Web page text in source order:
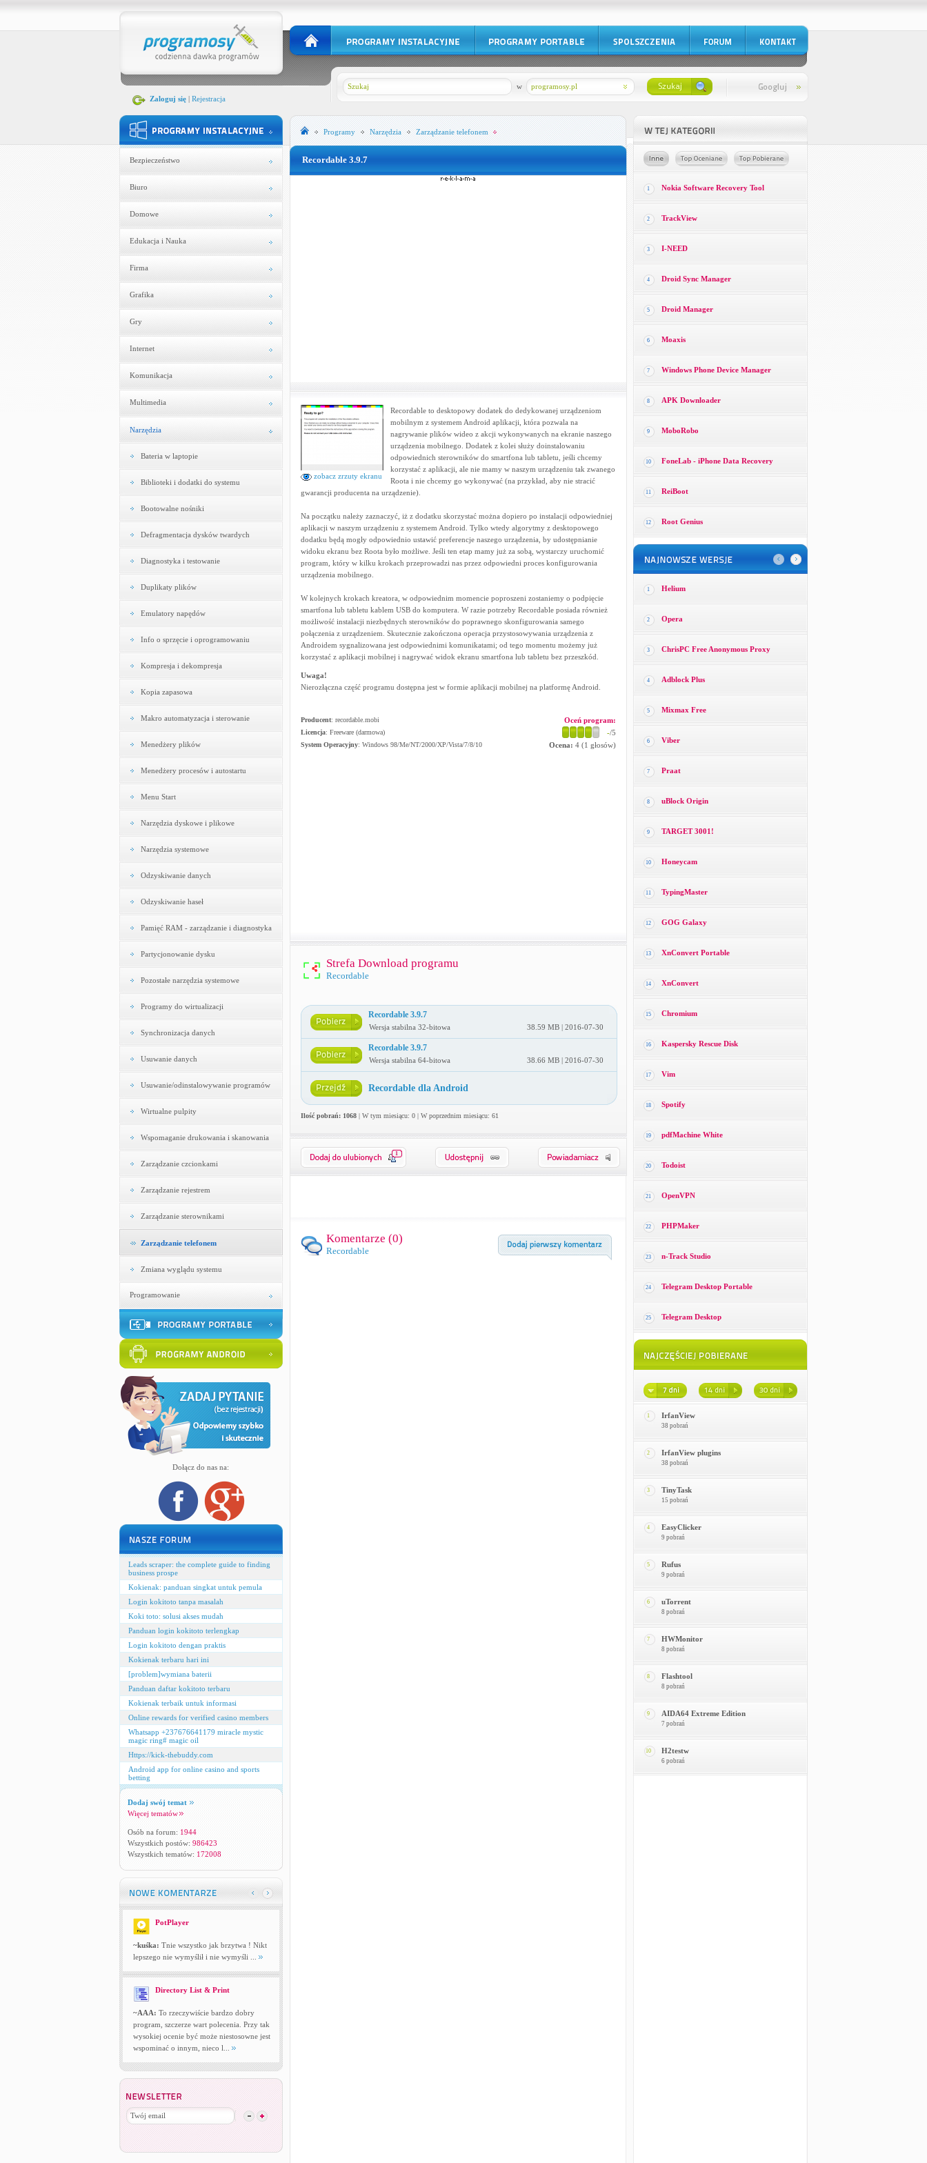
Zaloguj się| Rejestracja
programosy.pl
w
Bezpieczeństwo
Biuro
Domowe
Edukacja i Nauka
Firma
Grafika
Gry
Internet
Komunikacja
Multimedia
Narzędzia
Bateria w laptopie
Biblioteki i dodatki do systemu
Bootowalne nośniki
Defragmentacja dysków twardych
Diagnostyka i testowanie
Duplikaty plików
Emulatory napędów
Info o sprzęcie i oprogramowaniu
Kompresja i dekompresja
Kopia zapasowa
Makro automatyzacja i sterowanie
Menedżery plików
Menedżery procesów i autostartu
Menu Start
Narzędzia dyskowe i plikowe
Narzędzia systemowe
Odzyskiwanie danych
Odzyskiwanie haseł
Pamięć RAM - zarządzanie i diagnostyka
Partycjonowanie dysku
Pozostałe narzędzia systemowe
Programy do wirtualizacji
Synchronizacja danych
Usuwanie danych
Usuwanie/odinstalowywanie programów
Wirtualne pulpity
Wspomaganie drukowania i skanowania
Zarządzanie czcionkami
Zarządzanie rejestrem
Zarządzanie sterownikami
Zarządzanie telefonem
Zmiana wyglądu systemu
Programowanie
Dołącz do nas na:
Leads scraper: the complete guide to finding
business prospe
Kokienak: panduan singkat untuk pemula
Login kokitoto tanpa masalah
Koki toto: solusi akses mudah
Panduan login kokitoto terlengkap
Login kokitoto dengan praktis
Kokienak terbaru hari ini
[problem]wymiana baterii
Panduan daftar kokitoto terbaru
Kokienak terbaik untuk informasi
Online rewards for verified casino members
Whatsapp +237676641179 miracle mystic
magic ring# magic oil
Https://kick-thebuddy.com
Android app for online casino and sports
betting
Dodaj swój temat
Więcej tematów
Osób na forum: 1944
Wszystkich postów: 986423
Wszystkich tematów: 172008
PotPlayer
~kuśka: Tnie wszystko jak brzytwa ! Nikt
lepszego nie wymyślił i nie wymyśli ...
Directory List & Print
~AAA: To rzeczywiście bardzo dobry
program, szczerze wart polecenia. Przy tak
wysokiej ocenie być może niestosowne jest
wspominać o innym, nieco l...
Programy Narzędzia Zarządzanie telefonem
Recordable 3.9.7
zobacz zrzuty ekranu
Recordable to desktopowy dodatek do dedykowanej urządzeniom
mobilnym z systemem Android aplikacji, która pozwala na
nagrywanie plików wideo z akcji wykonywanych na ekranie naszego
urządzenia mobilnego. Dodatek z kolei służy doinstalowaniu
odpowiednich sterowników do smartfona lub tabletu, jeśli chcemy
korzystać z aplikacji, ale nie mamy w naszym urządzeniu tak zwanego
Roota i nie chcemy go wykonywać (na przykład, aby nie stracić
gwarancji producenta na urządzenie).
Na początku należy zaznaczyć, iż z dodatku skorzystać można dopiero po instalacji odpowiedniej
aplikacji w naszym urządzeniu z systemem Android. Tylko wtedy algorytmy z desktopowego
dodatku będą mogły odpowiednio ustawić preferencje naszego urządzenia, by udostępnianie
widoku ekranu bez Roota było możliwe. Jeśli ten etap mamy już za sobą, wystarczy uruchomić
program, który w kilku krokach przeprowadzi nas przez odpowiedni proces konfigurowania
urządzenia mobilnego.
W kolejnych krokach kreatora, w odpowiednim momencie poproszeni zostaniemy o podpięcie
smartfona lub tabletu kablem USB do komputera. W razie potrzeby Recordable posiada również
możliwość instalacji niezbędnych sterowników do poprawnego skonfigurowania samego
połączenia z urządzeniem. Skutecznie zakończona operacja przystosowywania urządzenia z
Androidem sygnalizowana jest odpowiednimi komunikatami; od tego momentu możemy już
korzystać z aplikacji mobilnej i nagrywać widok ekranu smartfona lub tabletu bez przeszkód.
Uwaga!
Nierozłączna część programu dostępna jest w formie aplikacji mobilnej na platformę Android.
Producent: recordable.mobi
Licencja: Freeware (darmowa)
System Operacyjny: Windows 98/Me/NT/2000/XP/Vista/7/8/10
Oceń program:
-/5
Ocena: 4(1 głosów)
Strefa Download programu
Recordable
Recordable 3.9.7
Wersja stabilna 32-bitowa 38.59 MB | 2016-07-30
Recordable 3.9.7
Wersja stabilna 64-bitowa 38.66 MB | 2016-07-30
Recordable dla Android
Ilość pobrań: 1068| W tym miesiącu: 0 | W poprzednim miesiącu: 61
1
Komentarze (0)
Recordable
1 Nokia Software Recovery Tool
2 TrackView
3 I-NEED
4 Droid Sync Manager
5 Droid Manager
6 Moaxis
7 Windows Phone Device Manager
8 APK Downloader
9 MoboRobo
10 FoneLab - iPhone Data Recovery
11 ReiBoot
12 Root Genius
1 Helium
2 Opera
3 ChrisPC Free Anonymous Proxy
4 Adblock Plus
5 Mixmax Free
6 Viber
7 Praat
8 uBlock Origin
9 TARGET 3001!
10 Honeycam
11 TypingMaster
12 GOG Galaxy
13 XnConvert Portable
14 XnConvert
15 Chromium
16 Kaspersky Rescue Disk
17 Vim
18 Spotify
19 pdfMachine White
20 Todoist
21 OpenVPN
22 PHPMaker
23 n-Track Studio
24 Telegram Desktop Portable
25 Telegram Desktop
1 IrfanView
38 pobrań
2 IrfanView plugins
38 pobrań
3 TinyTask
15 pobrań
4 EasyClicker
9 pobrań
5 Rufus
9 pobrań
6 uTorrent
8 pobrań
7 HWMonitor
8 pobrań
8 Flashtool
8 pobrań
9 AIDA64 Extreme Edition
7 pobrań
10 H2testw
6 pobrań